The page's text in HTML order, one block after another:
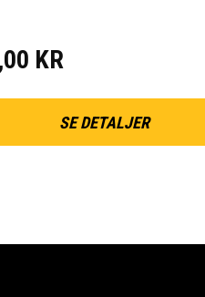
KR
SE DETALJER